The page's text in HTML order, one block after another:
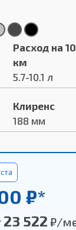
Расход на
км
5.7-10.1 л
Клиренс
188 мм
₽*
23 522 ₽/